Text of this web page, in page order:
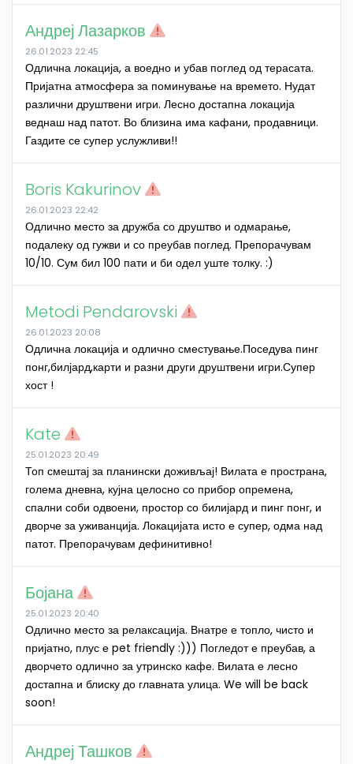
Андреј Лазарков
26.01.2023 22:45
Одлична локација, а воедно и убав поглед од терасата.
Пријатна атмосфера за поминување на времето. Нудат
различни друштвени игри. Лесно достапна локација
веднаш над патот. Во близина има кафани, продавници.
Газдите се супер услужливи!!
Boris Kakurinov
26.01.2023 22:42
Одлично место за дружба со друштво и одмарање,
подалеку од гужви и со преубав поглед. Препорачувам
10/10. Сум бил 100 пати и би одел уште толку. :)
Metodi Pendarovski
26.01.2023 20:08
Одлична локација и одлично сместување.Поседува пинг
понг,билјард,карти и разни други друштвени игри.Супер
хост !
Kate
25.01.2023 20:49
Топ смештај за планински доживљај! Вилата е пространа,
голема дневна, кујна целосно со прибор опремена,
спални соби одвоени, простор со билијард и пинг понг, и
дворче за уживанција. Локацијата исто е супер, одма над
патот. Препорачувам дефинитивно!
Бојана
25.01.2023 20:40
Одлично место за релаксација. Внатре е топло, чисто и
пријатно, плус е pet friendly :))) Погледот е преубав, а
дворчето одлично за утринско кафе. Вилата е лесно
достапна и блиску до главната улица. We will be back
soon!
Андреј Ташков